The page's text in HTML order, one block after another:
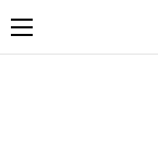
메
뉴